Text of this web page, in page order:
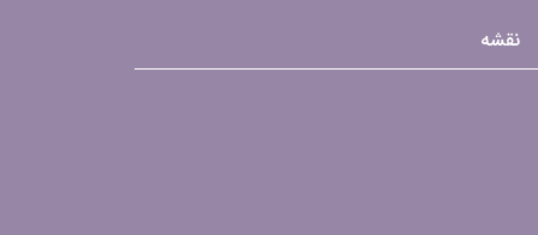
نقشه